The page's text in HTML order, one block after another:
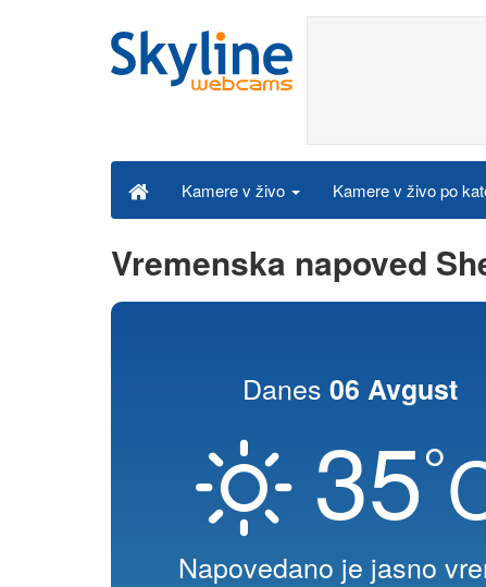
Kamere v živo Kamere v živo po
Vremenska napoved
Danes 06 Avgust
35°
Napovedano je jasno